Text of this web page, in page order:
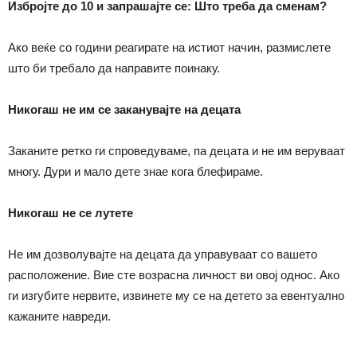
Избројте до 10 и запрашајте се: Што треба да сменам?
Ако веќе со години реагирате на истиот начин, размислете
што би требало да направите поинаку.
Никогаш не им се заканувајте на децата
Заканите ретко ги спроведуваме, па децата и не им веруваат
многу. Дури и мало дете знае кога блефираме.
Никогаш не се лутете
Не им дозволувајте на децата да управуваат со вашето
расположение. Вие сте возрасна личност ви овој однос. Ако
ги изгубите нервите, извинете му се на детето за евентуално
кажаните навреди.